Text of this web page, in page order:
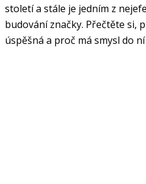
století a stále je jedním z
budování značky. Přečtěte si,
úspěšná a proč má smysl do